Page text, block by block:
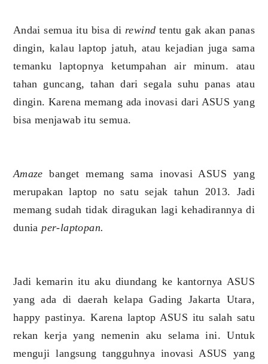
Andai semua itu bisa di rewind tentu gak akan panas
dingin, kalau laptop jatuh, atau kejadian juga sama
temanku laptopnya ketumpahan air minum. atau
tahan guncang, tahan dari segala suhu panas atau
dingin. Karena memang ada inovasi dari ASUS yang
bisa menjawab itu semua.
Amaze banget memang sama inovasi ASUS yang
merupakan laptop no satu sejak tahun 2013. Jadi
memang sudah tidak diragukan lagi kehadirannya di
dunia per-laptopan.
Jadi kemarin itu aku diundang ke kantornya ASUS
yang ada di daerah kelapa Gading Jakarta Utara,
happy pastinya. Karena laptop ASUS itu salah satu
rekan kerja yang nemenin aku selama ini. Untuk
menguji langsung tangguhnya inovasi ASUS yang